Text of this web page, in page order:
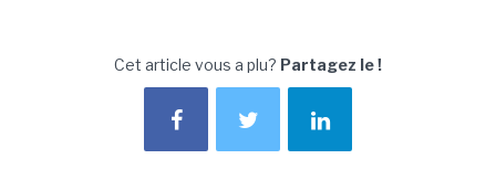
Cet article vous a plu? Partagez le !